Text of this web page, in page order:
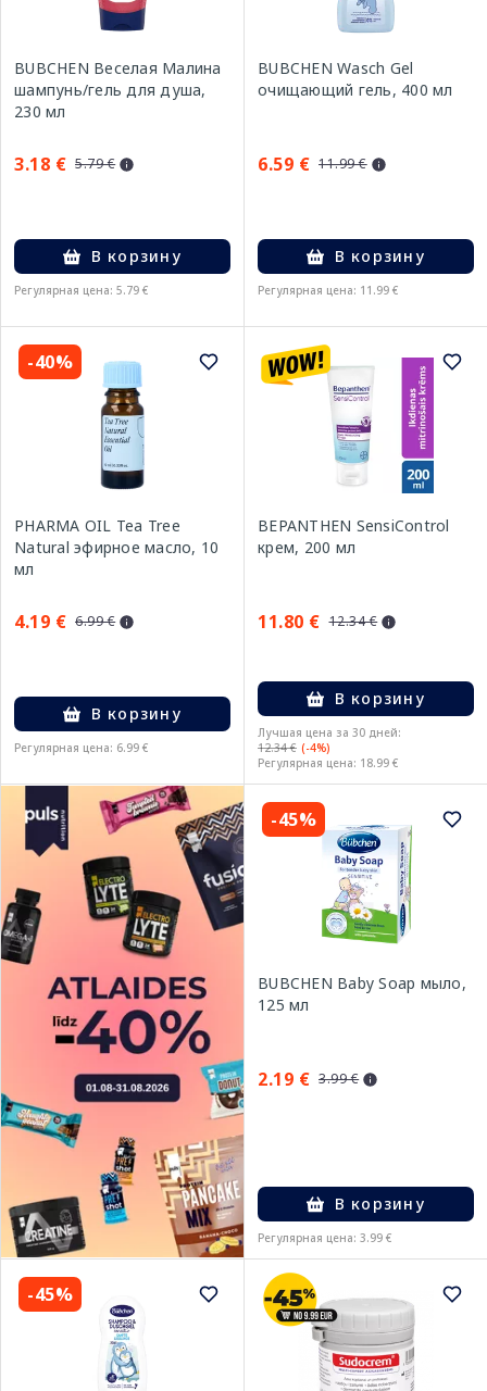
BUBCHEN Веселая Малина
шампунь/гель для душа,
230 мл
3.18 € 5.79 €
В корзину
Регулярная цена: 5.79 €
BUBCHEN Wasch Gel
очищающий гель, 400 мл
6.59 € 11.99 €
В корзину
Регулярная цена: 11.99 €
-40%
PHARMA OIL Tea Tree
Natural эфирное масло, 10
мл
4.19 € 6.99 €
В корзину
Регулярная цена: 6.99 €
BEPANTHEN SensiControl
крем, 200 мл
11.80 € 12.34 €
В корзину
Лучшая цена за 30 дней:
12.34 € (-4%)
Регулярная цена: 18.99 €
-45%
BUBCHEN Baby Soap мыло,
125 мл
2.19 € 3.99 €
В корзину
Регулярная цена: 3.99 €
-45%